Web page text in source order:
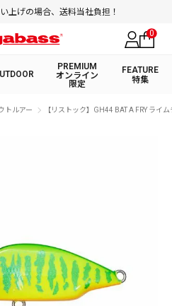
上げの場合、送料当社負担！
0
PREMIUM
オンライン
限定
FEATURE
特集
込み検索
トルアー 【リストック】GH44 BAT A FRY ライ